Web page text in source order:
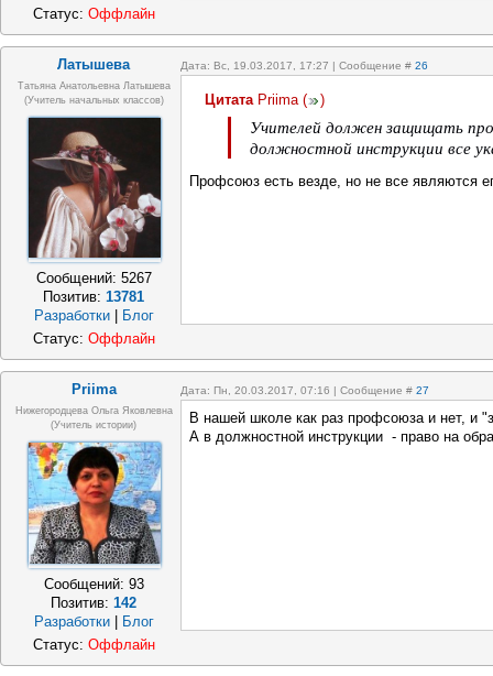
Статус: Оффлайн
Латышева Дата: Вс, 19.03.2017, 17:27 | Сообщение # 26
Татьяна Анатольевна Латышева
(учитель начальных классов)
Сообщений: 5267
Позитив:13781
Разработки
Блог
Цитата Priima( )
Учителей должен защищать
должностной инструкции все
Профсоюз есть везде, но не все являются
Статус: Оффлайн
Priima Дата: Пн, 20.03.2017, 07:16 | Сообщение # 27
Нижегородцева Ольга Яковлевна
(учитель истории)
Сообщений: 93
Позитив:142
Разработки
Блог
В нашей школе как раз профсоюза и нет, и
А в должностной инструкции - право на
Статус: Оффлайн